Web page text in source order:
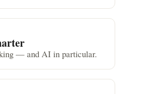
— and AI in particular.